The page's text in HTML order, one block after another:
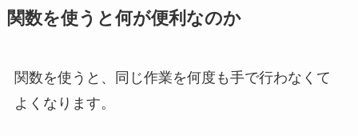
関数を使うと何が便利なのか
関数を使うと、同じ作業を何度も手で行わなくて
よくなります。